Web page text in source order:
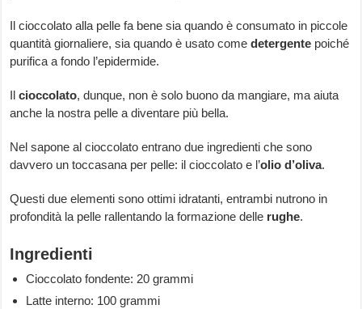
Il cioccolato alla pelle fa bene sia quando è consumato in piccole
quantità giornaliere, sia quando è usato comedetergente poiché
purifica a fondo l’epidermide.
Ilcioccolato, dunque, non è solo buono da mangiare, ma aiuta
anche la nostra pelle a diventare più bella.
Nel sapone al cioccolato entrano due ingredienti che sono
davvero un toccasana per pelle: il cioccolato e l’olio d’oliva.
Questi due elementi sono ottimi idratanti, entrambi nutrono in
profondità la pelle rallentando la formazione delle rughe.
Ingredienti
Cioccolato fondente: 20 grammi
Latte interno: 100 grammi